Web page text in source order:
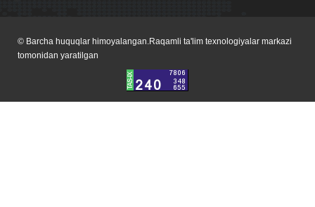
© Barcha huquqlar himoyalangan.Raqamli ta'lim texnologiyalar markazi
tomonidan yaratilgan